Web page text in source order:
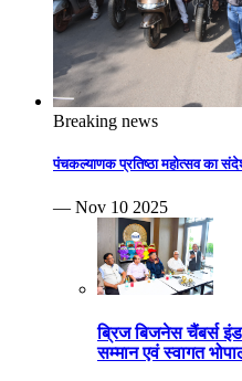
Breaking news
पंचकल्याणक प्रतिष्ठा महोत्सव का
— Nov 10 2025
ब्रिज बिजनेस चैंबर्स
सम्मान एवं स्वागत